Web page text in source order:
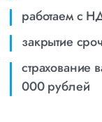
работаем с
закрытие
страхование
000 рублей